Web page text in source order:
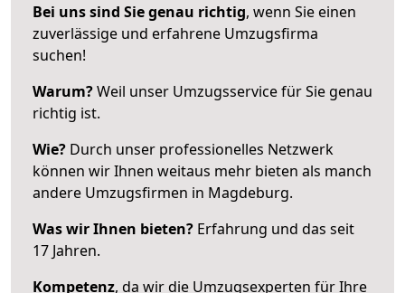
Bei uns sind Sie genau richtig, wenn Sie einen
zuverlässige und erfahrene Umzugsfirma
suchen!
Warum?Weil unser Umzugsservice für Sie genau
richtig ist.
Wie? Durch unser professionelles Netzwerk
können wir Ihnen weitaus mehr bieten als manch
andere Umzugsfirmen in Magdeburg.
Was wir Ihnen bieten? Erfahrung und das seit
17 Jahren.
Kompetenz, da wir die Umzugsexperten für Ihre